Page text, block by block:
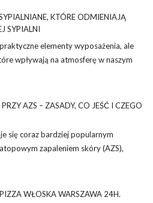
KTÓRE ODMIENIAJĄ
SYPIALNI
elementy wyposażenia, ale
wpływają na atmosferę w naszym
AZS – ZASADY, CO JEŚĆ I CZEGO
się coraz bardziej popularnym
zapaleniem skóry (AZS),
WŁOSKA WARSZAWA 24H.